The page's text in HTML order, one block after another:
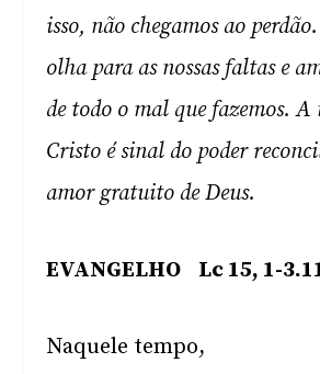
isso, não chegamos ao
olha para as nossas faltas e
de todo o mal que fazemos. A
Cristo é sinal do poder
amor gratuito de Deus.
EVANGELHO Lc 15, 1-
Naquele tempo,